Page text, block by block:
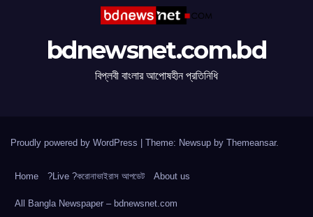
bdnewsnet.com.bd
বিপ্লবী বাংলার আপোষহীন প্রতিনিধি
Proudly powered by WordPress Theme: Newsup by Themeansar.
Home ?Live ?করোনাভাইরাস আপডেট About us
All Bangla Newspaper – bdnewsnet.com